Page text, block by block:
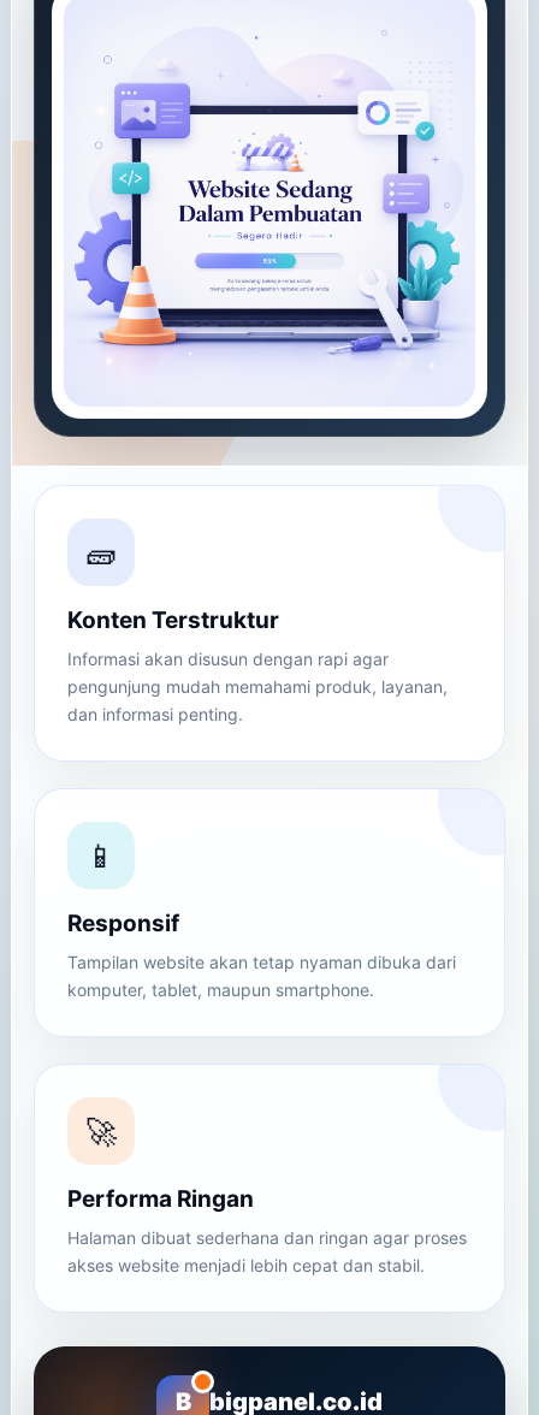
🧱
Konten Terstruktur
Informasi akan disusun dengan rapi agar
pengunjung mudah memahami produk, layanan,
dan informasi penting.
📱
Responsif
Tampilan website akan tetap nyaman dibuka dari
komputer, tablet, maupun smartphone.
🚀
Performa Ringan
Halaman dibuat sederhana dan ringan agar proses
akses website menjadi lebih cepat dan stabil.
B bigpanel.co.id